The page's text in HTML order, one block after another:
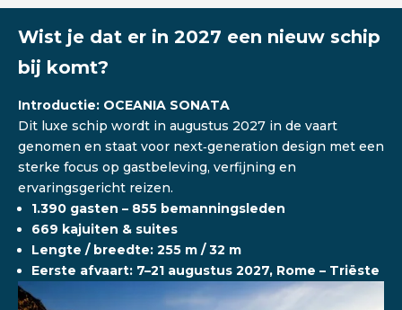
Wist je dat er in 2027 een nieuw schip
bij komt?
Introductie: OCEANIA SONATA
Dit luxe schip wordt in augustus 2027 in de vaart
genomen en staat voor next‑generation design met een
sterke focus op gastbeleving, verfijning en
ervaringsgericht reizen.
1.390 gasten – 855 bemanningsleden
669 kajuiten & suites
Lengte / breedte: 255 m / 32 m
Eerste afvaart: 7–21 augustus 2027, Rome – Triëste